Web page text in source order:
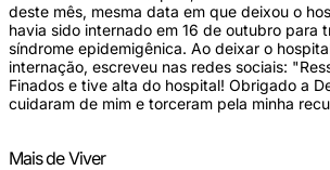
deste mês, mesma data em que deixou o
havia sido internado em 16 de outubro para
síndrome epidemigênica. Ao deixar o
internação, escreveu nas redes sociais:
Finados e tive alta do hospital! Obrigado a
cuidaram de mim e torceram pela minha
Mais de Viver